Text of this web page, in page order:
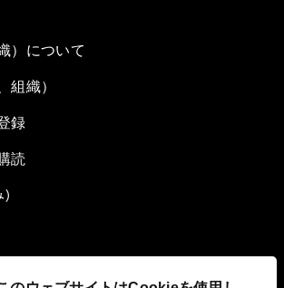
）について
組織）
録
読
)
への取り組み